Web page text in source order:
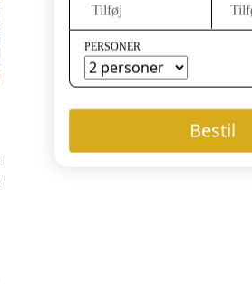
Tilføj
PERSONER
Bestil